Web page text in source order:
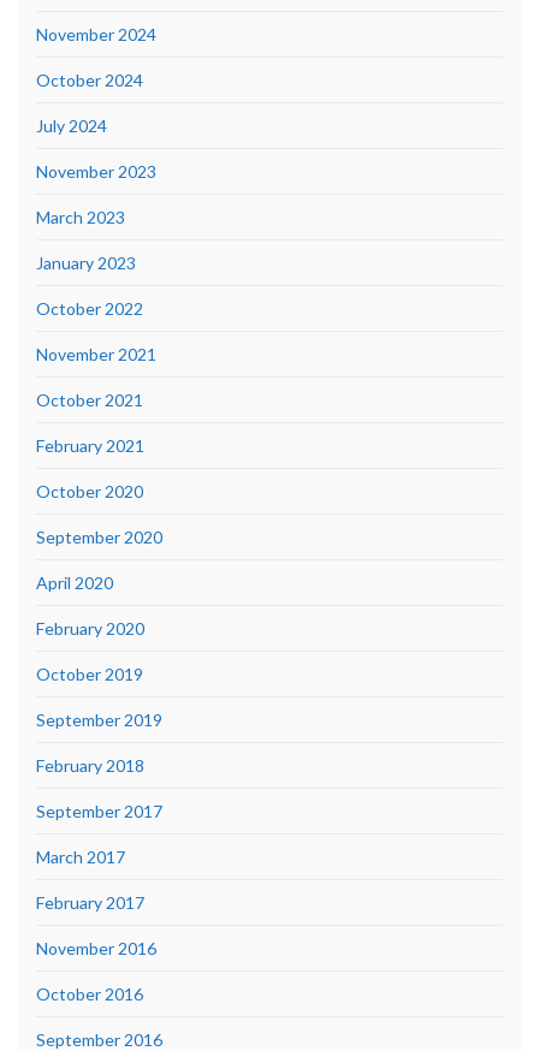
November 2024
October 2024
July 2024
November 2023
March 2023
January 2023
October 2022
November 2021
October 2021
February 2021
October 2020
September 2020
April 2020
February 2020
October 2019
September 2019
February 2018
September 2017
March 2017
February 2017
November 2016
October 2016
September 2016